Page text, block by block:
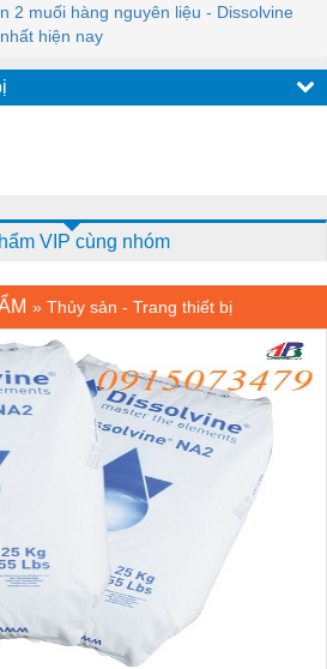
2 muối hàng nguyên liệu - Dissolvine
hiện nay
VIP cùng nhóm
» Thủy sản - Trang thiết bị